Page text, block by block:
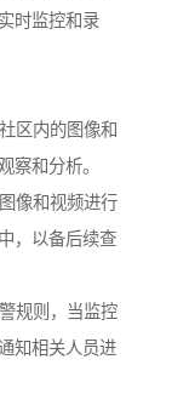
时监控和录
区内的图像和
察和分析。
像和视频进行
，以备后续查
规则，当监控
知相关人员进